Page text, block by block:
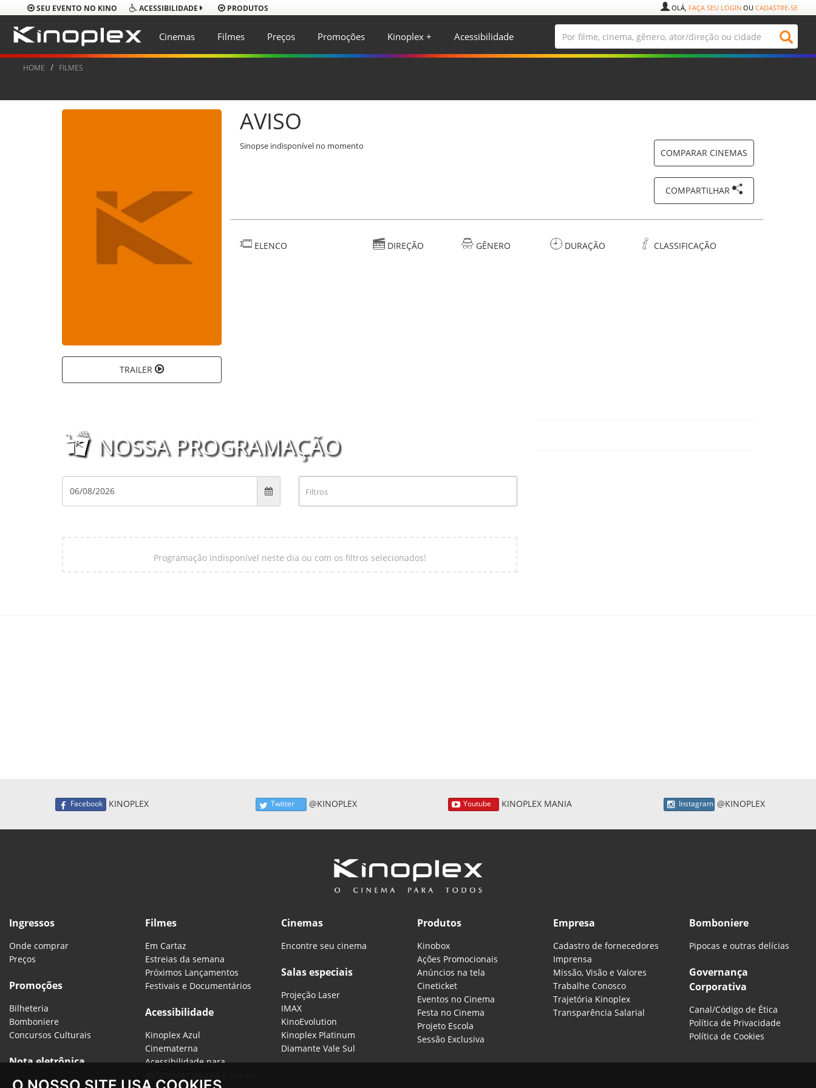
SEU EVENTO NO KINO ACESSIBILIDADE PRODUTOS OLÁ, FAÇA SEU LOGIN OU CADASTRE-SE
Cinemas Filmes Preços Promoções Kinoplex + Acessibilidade
HOME FILMES
TRAILER
AVISO
Sinopse indisponível no momento
COMPARAR CINEMAS
COMPARTILHAR
ELENCO DIREÇÃO GÊNERO DURAÇÃO CLASSIFICAÇÃO
NOSSA PROGRAMAÇÃO
Filtros
Programação indisponível neste dia ou com os filtros selecionados!
Facebook KINOPLEX Twitter @KINOPLEX Youtube KINOPLEX MANIA Instagram @KINOPLEX
Ingressos
Onde comprar
Preços
Promoções
Bilheteria
Bomboniere
Concursos Culturais
Nota eletrônica
Filmes
Em Cartaz
Estreias da semana
Próximos Lançamentos
Festivais e Documentários
Acessibilidade
Kinoplex Azul
Cinematerna
Acessibilidade para
Cinemas
Encontre seu cinema
Salas especiais
Projeção Laser
IMAX
KinoEvolution
Kinoplex Platinum
Diamante Vale Sul
Produtos
Kinobox
Ações Promocionais
Anúncios na tela
Cineticket
Eventos no Cinema
Festa no Cinema
Projeto Escola
Sessão Exclusiva
Empresa
Cadastro de fornecedores
Imprensa
Missão, Visão e Valores
Trabalhe Conosco
Trajetória Kinoplex
Transparência Salarial
Bomboniere
Pipocas e outras delícias
Governança
Corporativa
Canal/Código de Ética
Política de Privacidade
Política de Cookies